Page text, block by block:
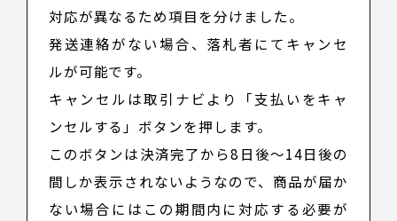
対応が異なるため項目を分けました。
発送連絡がない場合、落札者にてキャンセ
ルが可能です。
キャンセルは取引ナビより「支払いをキャ
ンセルする」ボタンを押します。
このボタンは決済完了から8日後～14日後の
間しか表示されないようなので、商品が届か
ない場合にはこの期間内に対応する必要が